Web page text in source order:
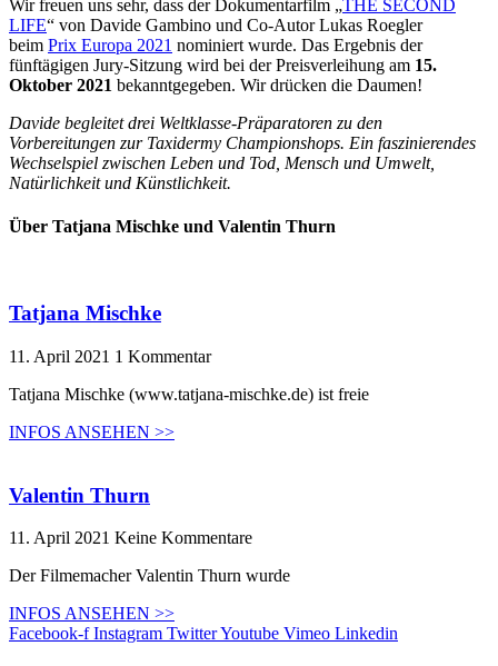
Wir freuen uns sehr, dass der Dokumentarfilm „THE SECOND
LIFE“ von Davide Gambino und Co-Autor Lukas Roegler
beim Prix Europa 2021 nominiert wurde. Das Ergebnis der
fünftägigen Jury-Sitzung wird bei der Preisverleihung am 15.
Oktober 2021 bekanntgegeben. Wir drücken die Daumen!
Davide begleitet drei Weltklasse-Präparatoren zu den
Vorbereitungen zur Taxidermy Championshops. Ein faszinierendes
Wechselspiel zwischen Leben und Tod, Mensch und Umwelt,
Natürlichkeit und Künstlichkeit.
Über Tatjana Mischke und Valentin Thurn
Tatjana Mischke
11. April 2021 1 Kommentar
Tatjana Mischke (www.tatjana-mischke.de) ist freie
INFOS ANSEHEN >>
Valentin Thurn
11. April 2021 Keine Kommentare
Der Filmemacher Valentin Thurn wurde
INFOS ANSEHEN >>
Facebook-f Instagram TwitterYoutube Vimeo Linkedin